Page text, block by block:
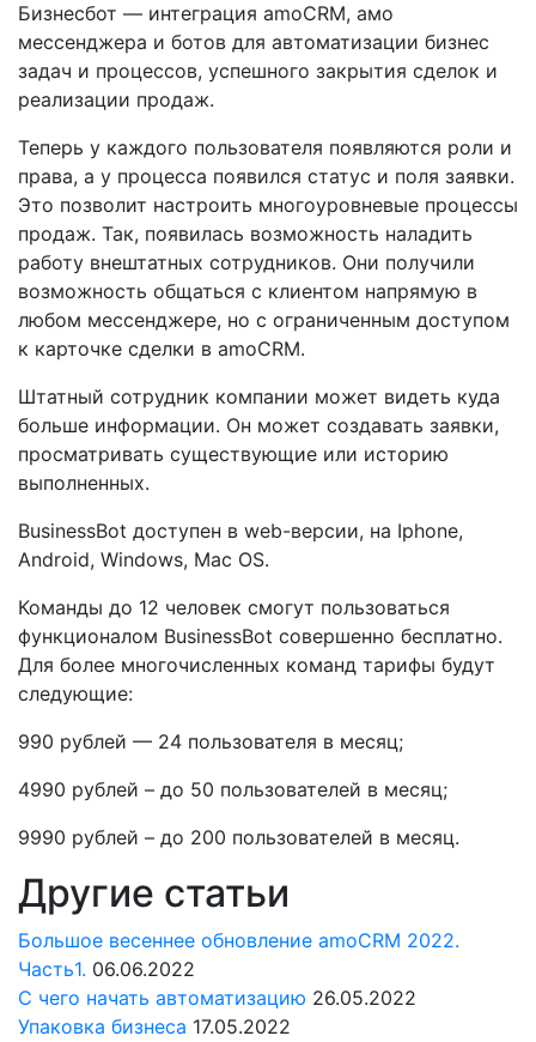
Бизнесбот — интеграция amoCRM, амо
мессенджера и ботов для автоматизации бизнес
задач и процессов, успешного закрытия сделок и
реализации продаж.
Теперь у каждого пользователя появляются роли и
права, а у процесса появился статус и поля заявки.
Это позволит настроить многоуровневые процессы
продаж. Так, появилась возможность наладить
работу внештатных сотрудников. Они получили
возможность общаться с клиентом напрямую в
любом мессенджере, но с ограниченным доступом
к карточке сделки в amoCRM.
Штатный сотрудник компании может видеть куда
больше информации. Он может создавать заявки,
просматривать существующие или историю
выполненных.
BusinessBot доступен в web-версии, на Iphone,
Android, Windows, Mac OS.
Команды до 12 человек смогут пользоваться
функционалом BusinessBot совершенно бесплатно.
Для более многочисленных команд тарифы будут
следующие:
990 рублей — 24 пользователя в месяц;
4990 рублей – до 50 пользователей в месяц;
9990 рублей – до 200 пользователей в месяц.
Другие статьи
Большое весеннее обновление amoCRM 2022.
Часть1. 06.06.2022
С чего начать автоматизацию 26.05.2022
Упаковка бизнеса 17.05.2022